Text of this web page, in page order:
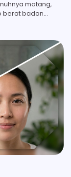
matang,
berat badan…